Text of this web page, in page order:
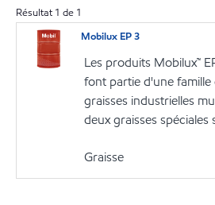
Résultat 1 de 1
Mobilux EP 3
Les produits Mobilux™
font partie d'une
graisses industrielles
deux graisses spéciales
Graisse